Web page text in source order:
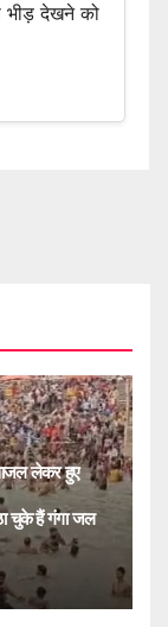
भीड़ देखने को
लेकर हुए
चुके हैं गंगा जल